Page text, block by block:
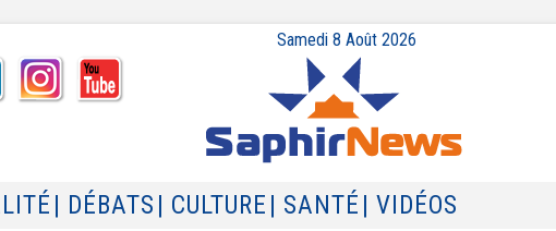
Samedi 8 Août 2026
| DÉBATS | CULTURE | SANTÉ | VIDÉOS